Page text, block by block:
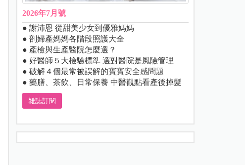
2026年7月號
● 謝沛恩 從甜美少女到優雅媽媽
● 剖婦產媽媽各階段照護大全
● 產檢與生產醫院怎麼選？
● 好醫師５大檢驗標準 選對醫院是風險管理
● 破解４個最常被誤解的寶寶安全感問題
● 藥膳、茶飲、日常保養 中醫觀點看產後掉髮
雜誌訂閱